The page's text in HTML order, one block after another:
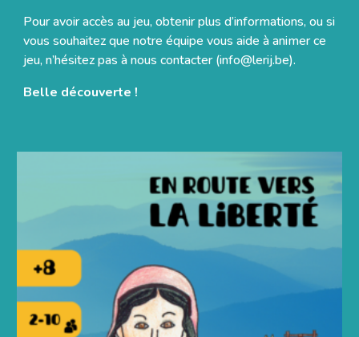
Pour avoir accès au jeu, obtenir plus d’informations, ou si
vous souhaitez que notre équipe vous aide à animer ce
jeu, n’hésitez pas à nous contacter (info@lerij.be).
Belle découverte !